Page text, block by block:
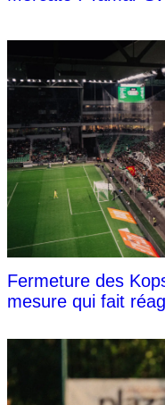
Fermeture des
mesure qui fait